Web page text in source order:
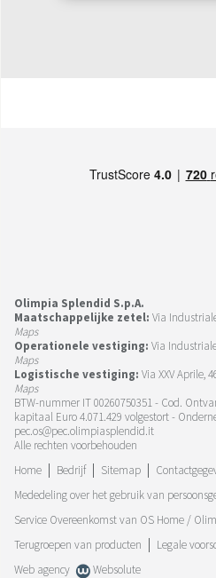
Olimpia Splendid S.p.A.
Maatschappelijke zetel: Via
Maps
Operationele vestiging: Via
Maps
Logistische vestiging: Via XXV Aprile,
Maps
BTW-nummer IT 00260750351 - Cod.
kapitaal Euro 4.071.429 volgestort -
pec.os@pec.olimpiasplendid.it
Alle rechten voorbehouden
Home
Bedrijf Sitemap
Mededeling over het gebruik van
Service Overeenkomst van OS Home /
Terugroepen van producten
Legale
Web agency
Websolute